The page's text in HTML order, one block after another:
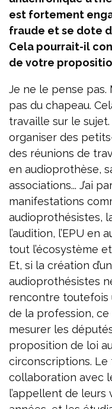
est fortement
fraude et se dote
Cela pourrait-il
de votre
Je ne le pense
pas du chapeau.
travaille sur le sujet.
organiser des
des réunions de
en audioprothèse,
associations... J’ai
manifestations
audioprothésistes,
l’audition, l’EPU en
tout l’écosystème
Et, si la création
audioprothésistes
rencontre toutefois
de la profession, ce
mesurer les
proposition de loi
circonscriptions.
collaboration avec
l’appellent de